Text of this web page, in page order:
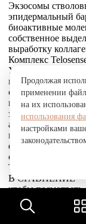
Экзосомы
эпидермальный
биоактивные
собственное
выработку
Комплекс
Укрепляющий
между
стимулирует
прочное
заметному
альпийской розы
восстанавливают
факторам
старению,
Товар был добавлен
В СРАВНЕНИЕ
чтобы посмотреть
один товар.
Товар был
Продолжая
применении
на их
использования
настройками